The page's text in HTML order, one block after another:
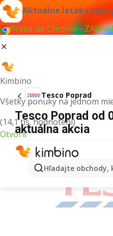
Aktuálne letáky vždy
Pridať do Chrome -
Kimbino
Všetky ponuky na jednom
(14,1 tis. hodnotení)
Otvoriť
Hľadajte obchody,
Tesco Poprad
Tesco Poprad od
aktuálna akcia